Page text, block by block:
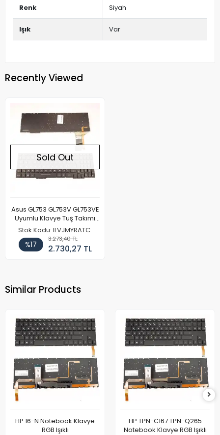
Renk Siyah
Işık Var
Recently Viewed
Sold Out
Asus GL753 GL753V GL753VE
Uyumlu Klavye Tuş Takımı
Işıklı
Stok Kodu: ILVJMYRATC
%17
3.273,40 TL
2.730,27 TL
Similar Products
HP 16-N Notebook Klavye
RGB Işıklı
HP TPN-C167 TPN-Q265
Notebook Klavye RGB Işıklı